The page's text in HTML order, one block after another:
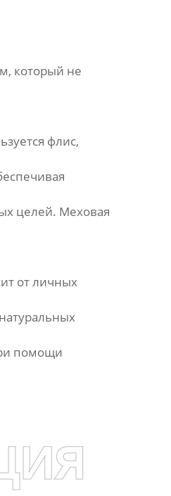
который не
флис,
целей. Меховая
от личных
помощи